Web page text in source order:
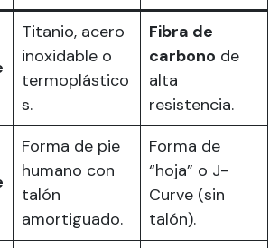
Titanio, acero
inoxidable o
termoplástico
s.
Fibra de
carbono de
alta
resistencia.
Forma de pie
humano con
talón
amortiguado.
Forma de
“hoja” o J-
Curve (sin
talón).